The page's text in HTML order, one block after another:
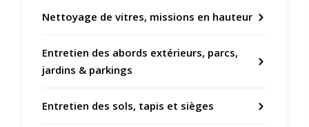
Nettoyage de vitres, missions en hauteur
Entretien des abords extérieurs, parcs,
jardins & parkings
Entretien des sols, tapis et sièges